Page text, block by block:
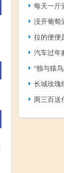
每天一斤
没开葡萄
拉的便便
汽车过年
“独与猿
长城玫瑰
两三百送